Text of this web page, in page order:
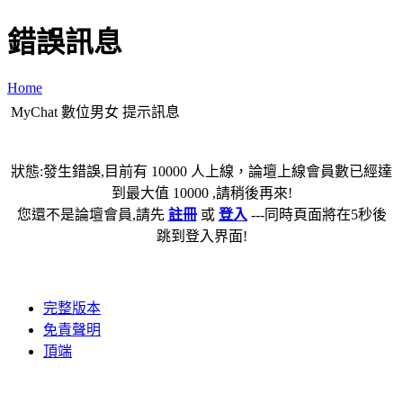
錯誤訊息
Home
MyChat 數位男女 提示訊息
狀態:發生錯誤,目前有 10000 人上線，論壇上線會員數已經達
到最大值 10000 ,請稍後再來!
您還不是論壇會員,請先 註冊或 登入 ---同時頁面將在5秒後
跳到登入界面!
完整版本
免責聲明
頂端